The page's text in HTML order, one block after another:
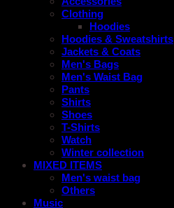
Clothing
Hoodies
Hoodies & Sweatshirts
Jackets & Coats
Men's Bags
Men's Waist Bag
Pants
Shirts
Shoes
T-Shirts
Watch
Winter collection
MIXED ITEMS
Men's waist bag
Others
Music